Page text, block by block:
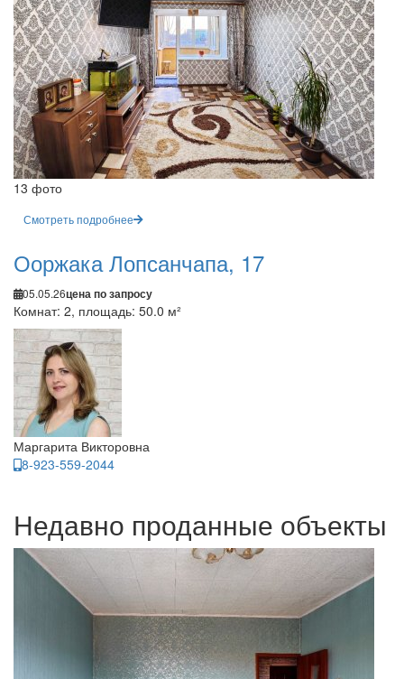
13 фото
Смотреть подробнее
Ооржака Лопсанчапа, 17
05.05.26цена по запросу
Комнат: 2, площадь: 50.0 м²
Маргарита Викторовна
8-923-559-2044
Недавно проданные объекты